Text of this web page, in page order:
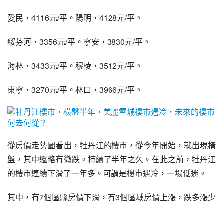
愛民，4116元/平。陽明，4128元/平。
綏芬河 ，3356元/平。 寧安 ，3830元/平。
海林 ，3433元/平。 穆棱 ，3512元/平。
東寧 ，3270元/平。 林口 ，3966元/平。
從房價走勢圖看出，牡丹江的樓市，從今年開始，就出現橫
盤，其中還略有微跌。持續了半年之久。在此之前，牡丹江
的樓市連續下滑了一年多。可謂是樓市遇冷，一場低迷。
其中，有7個區縣房價下滑，有3個區域房價上漲，跌多漲少